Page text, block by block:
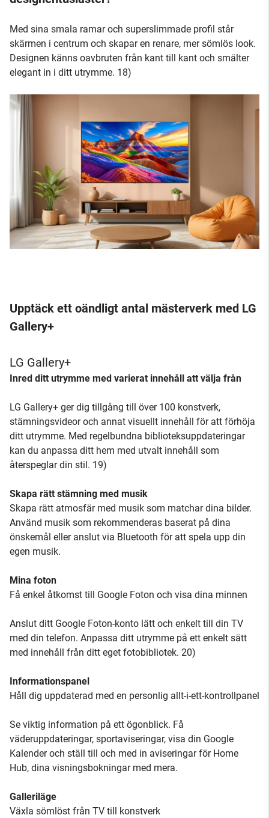
Med sina smala ramar och superslimmade profil står
skärmen i centrum och skapar en renare, mer sömlös look.
Designen känns oavbruten från kant till kant och smälter
elegant in i ditt utrymme. 18)
Upptäck ett oändligt antal mästerverk med LG
Gallery+
LG Gallery+
Inred ditt utrymme med varierat innehåll att välja från
LG Gallery+ ger dig tillgång till över 100 konstverk,
stämningsvideor och annat visuellt innehåll för att förhöja
ditt utrymme. Med regelbundna biblioteksuppdateringar
kan du anpassa ditt hem med utvalt innehåll som
återspeglar din stil. 19)
Skapa rätt stämning med musik
Skapa rätt atmosfär med musik som matchar dina bilder.
Använd musik som rekommenderas baserat på dina
önskemål eller anslut via Bluetooth för att spela upp din
egen musik.
Mina foton
Få enkel åtkomst till Google Foton och visa dina minnen
Anslut ditt Google Foton-konto lätt och enkelt till din TV
med din telefon. Anpassa ditt utrymme på ett enkelt sätt
med innehåll från ditt eget fotobibliotek. 20)
Informationspanel
Håll dig uppdaterad med en personlig allt-i-ett-kontrollpanel
Se viktig information på ett ögonblick. Få
väderuppdateringar, sportaviseringar, visa din Google
Kalender och ställ till och med in aviseringar för Home
Hub, dina visningsbokningar med mera.
Galleriläge
Växla sömlöst från TV till konstverk